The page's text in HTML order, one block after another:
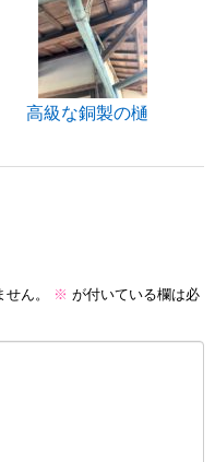
高級な銅製の樋
ん。 ※ が付いている欄は必